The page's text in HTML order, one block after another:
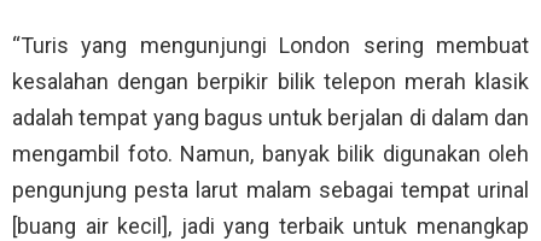
“Turis yang mengunjungi London sering membuat
kesalahan dengan berpikir bilik telepon merah klasik
adalah tempat yang bagus untuk berjalan di dalam dan
mengambil foto. Namun, banyak bilik digunakan oleh
pengunjung pesta larut malam sebagai tempat urinal
[buang air kecil], jadi yang terbaik untuk menangkap